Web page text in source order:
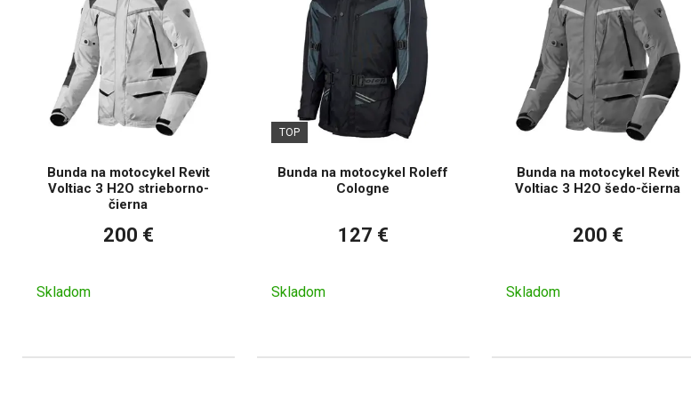
Bunda na motocykel Revit
Voltiac 3 H2O strieborno-
čierna
200 €
Skladom
TOP
Bunda na motocykel Roleff
Cologne
127 €
Skladom
Bunda na motocykel Revit
Voltiac 3 H2O šedo-čierna
200 €
Skladom